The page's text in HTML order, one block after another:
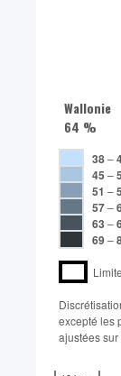
Wallonie
64 %
38–
45 –
51 –
57–
63 –
69–
excepté les
ajustées